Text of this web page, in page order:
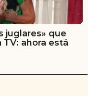
juglares» que
ahora está